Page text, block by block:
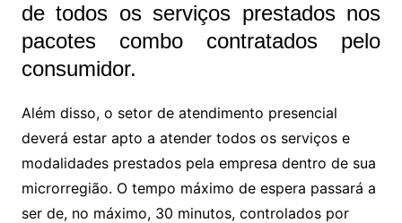
de todos os serviços prestados nos
pacotes combo contratados pelo
consumidor.
Além disso, o setor de atendimento presencial
deverá estar apto a atender todos os serviços e
modalidades prestados pela empresa dentro de sua
microrregião. O tempo máximo de espera passará a
ser de, no máximo, 30 minutos, controlados por